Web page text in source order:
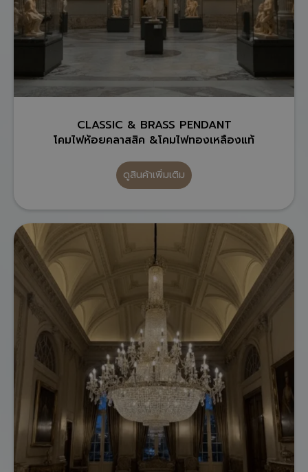
CLASSIC & BRASS PENDANT
โคมไฟห้อยคลาสสิค &โคมไฟทองเหลืองแท้
ดูสินค้าเพิ่มเติม